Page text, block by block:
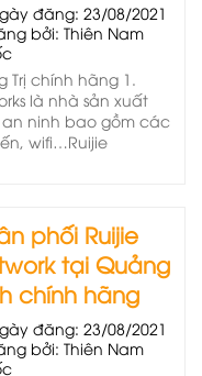
đăng: 23/08/2021
bởi: Thiên Nam
chính hãng 1.
là nhà sản xuất
ninh bao gồm các
wifi…Ruijie
phối Ruijie
tại Quảng
chính hãng
đăng: 23/08/2021
bởi: Thiên Nam